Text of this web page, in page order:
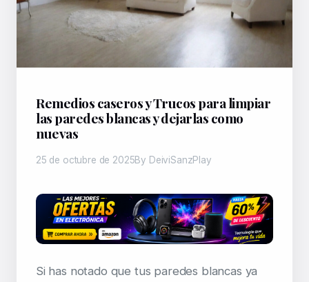
Remedios caseros y Trucos para limpiar
las paredes blancas y dejarlas como
nuevas
25 de octubre de 2025By DeiviSanzPlay
Si has notado que tus paredes blancas ya